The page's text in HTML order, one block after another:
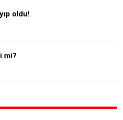
oldu!
mi?